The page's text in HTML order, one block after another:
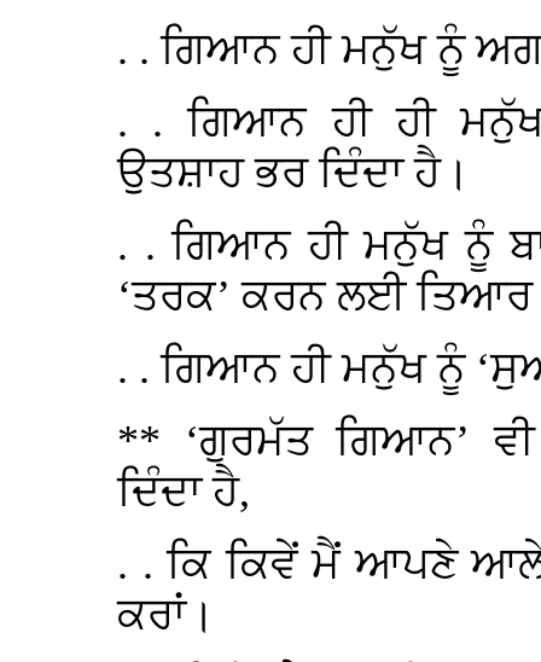
. . ਗਿਆਨ ਹੀ ਮਨੁੱਖ ਨੂੰ
. . ਗਿਆਨ ਹੀ ਹੀ
ਉਤਸ਼ਾਹ ਭਰ ਦਿੰਦਾ ਹੈ।
. . ਗਿਆਨ ਹੀ ਮਨੁੱਖ ਨੂੰ
‘ਤਰਕ’ ਕਰਨ ਲਈ ਤਿਆਰ
. . ਗਿਆਨ ਹੀ ਮਨੁੱਖ ਨੂੰ
** ‘ਗੁਰਮੱਤ ਗਿਆਨ’
ਦਿੰਦਾ ਹੈ,
. . ਕਿ ਕਿਵੇਂ ਮੈਂ ਆਪਣੇ
ਕਰਾਂ।